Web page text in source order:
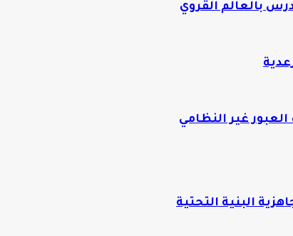
بالعالم القروي
غير النظامي
البنية التحتية